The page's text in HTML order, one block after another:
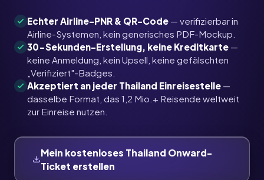
Echter Airline-PNR & QR-Code — verifizierbar in
Airline-Systemen, kein generisches PDF-Mockup.
30-Sekunden-Erstellung, keine Kreditkarte —
keine Anmeldung, kein Upsell, keine gefälschten
„Verifiziert"-Badges.
Akzeptiert an jeder Thailand Einreisestelle —
dasselbe Format, das 1,2 Mio.+ Reisende weltweit
zur Einreise nutzen.
Mein kostenloses Thailand Onward-
Ticket erstellen